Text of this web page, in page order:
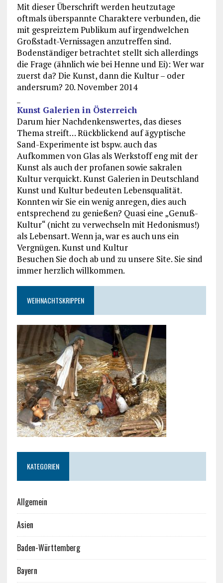
Mit dieser Überschrift werden heutzutage
oftmals überspannte Charaktere verbunden, die
mit gespreiztem Publikum auf irgendwelchen
Großstadt-Vernissagen anzutreffen sind.
Bodenständiger betrachtet stellt sich allerdings
die Frage (ähnlich wie bei Henne und Ei): Wer war
zuerst da? Die Kunst, dann die Kultur – oder
andersrum? 20. November 2014
Kunst Galerien in Österreich
Darum hier Nachdenkenswertes, das dieses
Thema streift… Rückblickend auf ägyptische
Sand-Experimente ist bspw. auch das
Aufkommen von Glas als Werkstoff eng mit der
Kunst als auch der profanen sowie sakralen
Kultur verquickt. Kunst Galerien in Deutschland
Kunst und Kultur bedeuten Lebensqualität.
Konnten wir Sie ein wenig anregen, dies auch
entsprechend zu genießen? Quasi eine „Genuß-
Kultur“ (nicht zu verwechseln mit Hedonismus!)
als Lebensart. Wenn ja, war es auch uns ein
Vergnügen. Kunst und Kultur
Besuchen Sie doch ab und zu unsere Site. Sie sind
immer herzlich willkommen.
WEIHNACHTSKRIPPEN
KATEGORIEN
Allgemein
Asien
Baden-Württemberg
Bayern